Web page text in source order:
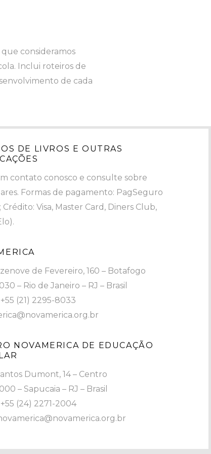
consideramos
Inclui roteiros de
de cada
DE LIVROS E OUTRAS
contato conosco e consulte sobre
Formas de pagamento: PagSeguro
Crédito: Visa, Master Card, Diners Club,
de Fevereiro, 160 – Botafogo
– Rio de Janeiro – RJ – Brasil
(21) 2295-8033
NOVAMERICA DE EDUCAÇÃO
Dumont, 14 – Centro
– Sapucaia – RJ – Brasil
(24) 2271-2004